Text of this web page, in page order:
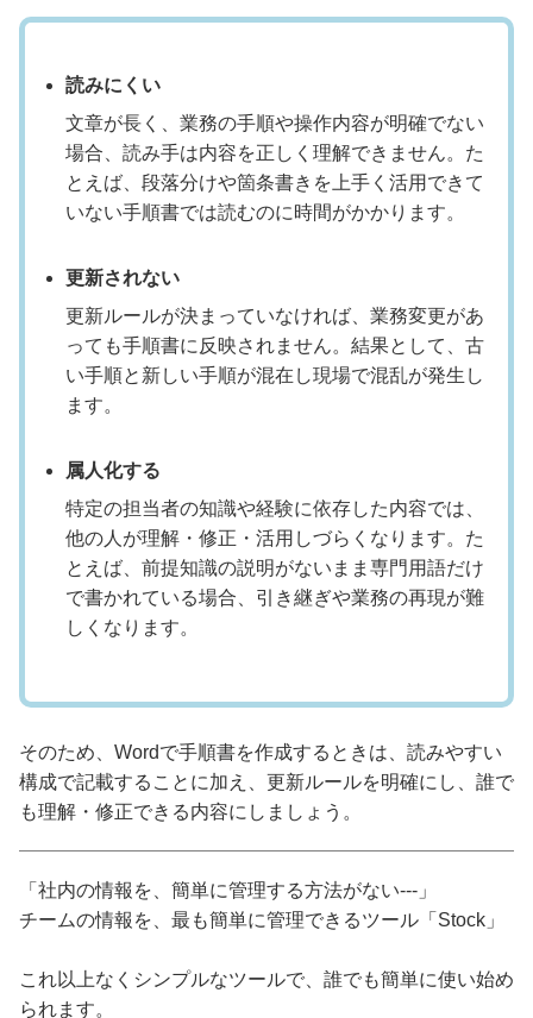
読みにくい
文章が長く、業務の手順や操作内容が明確でない
場合、読み手は内容を正しく理解できません。た
とえば、段落分けや箇条書きを上手く活用できて
いない手順書では読むのに時間がかかります。
更新されない
更新ルールが決まっていなければ、業務変更があ
っても手順書に反映されません。結果として、古
い手順と新しい手順が混在し現場で混乱が発生し
ます。
属人化する
特定の担当者の知識や経験に依存した内容では、
他の人が理解・修正・活用しづらくなります。た
とえば、前提知識の説明がないまま専門用語だけ
で書かれている場合、引き継ぎや業務の再現が難
しくなります。
そのため、Wordで手順書を作成するときは、読みやすい
構成で記載することに加え、更新ルールを明確にし、誰で
も理解・修正できる内容にしましょう。
「社内の情報を、簡単に管理する方法がない---」
チームの情報を、最も簡単に管理できるツール「Stock」
これ以上なくシンプルなツールで、誰でも簡単に使い始め
られます。